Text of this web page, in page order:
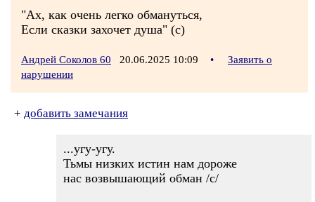
"Ах, как очень легко обмануться,
Если сказки захочет душа" (с)
Андрей Соколов 60 20.06.2025 10:09 •
Заявить о
нарушении
+ добавить замечания
...угу-угу.
Тьмы низких истин нам дороже
нас возвышающий обман /с/